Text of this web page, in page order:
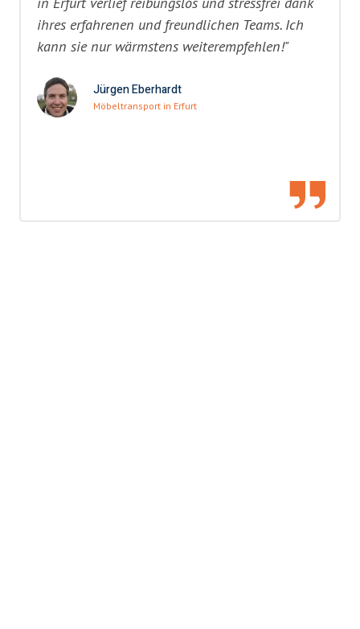
ihres erfahrenen und freundlichen Teams. Ich
kann sie nur wärmstens weiterempfehlen!"
Jürgen Eberhardt
Möbeltransport in Erfurt